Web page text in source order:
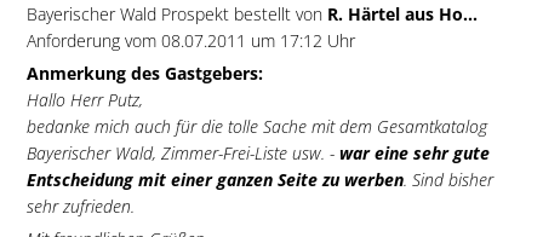
Bayerischer Wald Prospekt bestellt von R. Härtel aus Ho...
Anforderung vom 08.07.2011 um 17:12 Uhr
Anmerkung des Gastgebers:
Hallo Herr Putz,
bedanke mich auch für die tolle Sache mit dem Gesamtkatalog
Bayerischer Wald, Zimmer-Frei-Liste usw. - war eine sehr gute
Entscheidung mit einer ganzen Seite zu werben. Sind bisher
sehr zufrieden.